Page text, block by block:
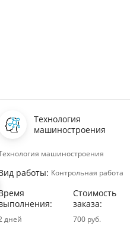
Технология
машиностроения
машиностроения
работы: Контрольная работа
дней
Стоимость
заказа:
700 руб.